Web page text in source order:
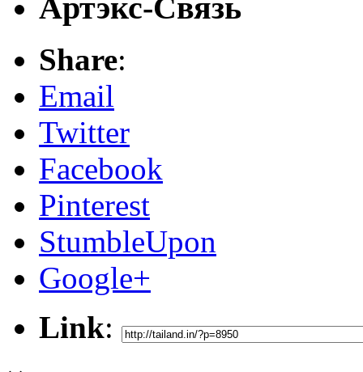
Артэкс-Связь
Share:
Email
Twitter
Facebook
Pinterest
StumbleUpon
Google+
Link: